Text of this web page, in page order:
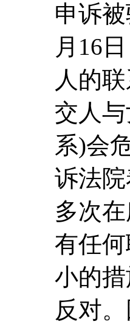
申诉
月16
人的
交人
系)会
诉法
多次
有任
小的
反对